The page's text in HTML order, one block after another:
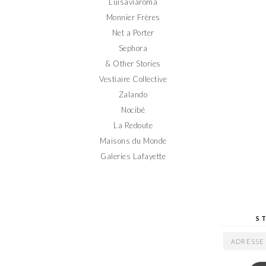
Luisaviaroma
Monnier Frères
Net a Porter
Sephora
& Other Stories
Vestiaire Collective
Zalando
Nocibé
La Redoute
Maisons du Monde
Galeries Lafayette
ADRESSE